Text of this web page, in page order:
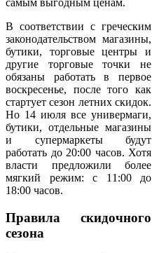
самым выгодным ценам.
В соответствии с греческим
законодательством магазины,
бутики, торговые центры и
другие торговые точки не
обязаны работать в первое
воскресенье, после того как
стартует сезон летних скидок.
Но 14 июля все универмаги,
бутики, отдельные магазины
и супермаркеты будут
работать до 20:00 часов. Хотя
власти предложили более
мягкий режим: с 11:00 до
18:00 часов.
Правила скидочного
сезона